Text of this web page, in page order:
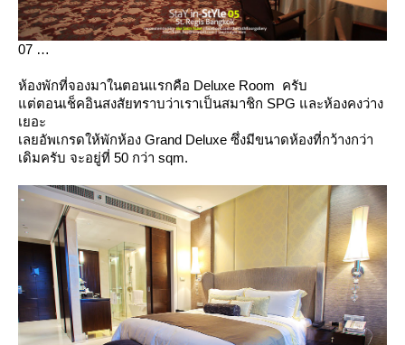
07
ห้องพักที่จองมาในตอนแรกคือ Deluxe Room ครับ
ต่ตอนเช็คอินสงสัยทราบว่าเราเป็นสมาชิก SPG และห้องคงว่าง
เยอะ
เลยอัพเกรดให้พักห้อง Grand Deluxe ซึ่งมีขนาดห้องที่กว้างกว่า
เดิมครับ จะอยู่ที่ 50 กว่า sqm.